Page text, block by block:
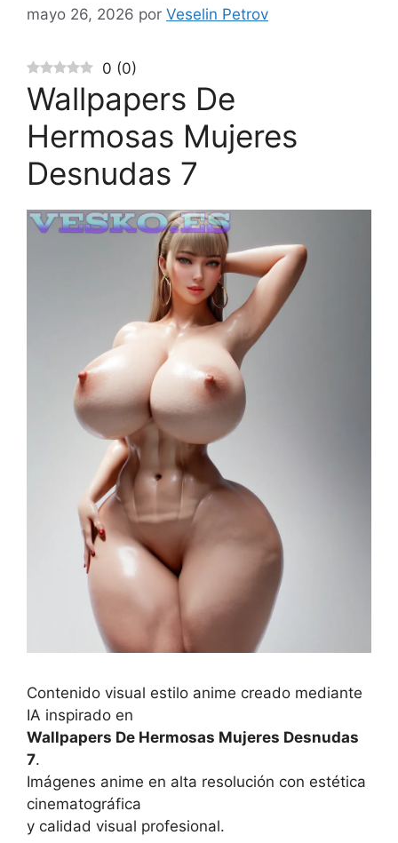
mayo 26, 2026 por Veselin Petrov
0 (0)
Wallpapers De
Hermosas Mujeres
Desnudas 7
Contenido visual estilo anime creado mediante
IA inspirado en
Wallpapers De Hermosas Mujeres Desnudas
7.
Imágenes anime en alta resolución con estética
cinematográfica
y calidad visual profesional.